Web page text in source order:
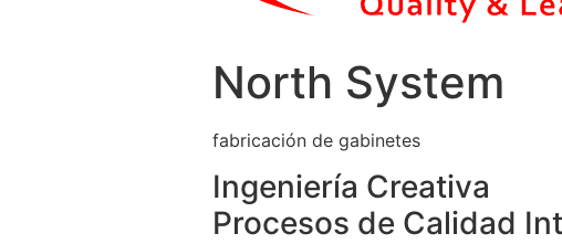
North System
fabricación de gabinetes
Ingeniería Creativa
Procesos de Calidad